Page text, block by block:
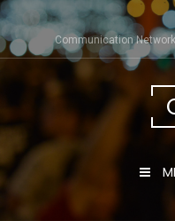
Saltar
al
contenido
Communication